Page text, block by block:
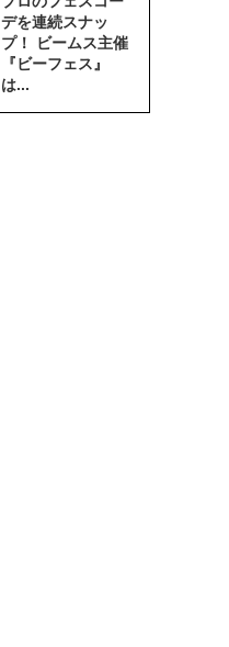
デを連続スナッ
プ！ ビームス主催
『ビーフェス』
は...